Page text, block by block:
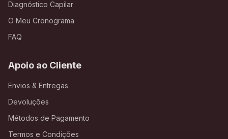
Diagnóstico Capilar
O Meu Cronograma
FAQ
Apoio ao Cliente
Envios & Entregas
Devoluções
Métodos de Pagamento
Termos e Condições